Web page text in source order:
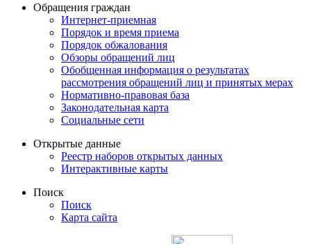
Обращения граждан
Интернет-приемная
Порядок и время приема
Порядок обжалования
Обзоры обращений лиц
Обобщенная информация о результатах
рассмотрения обращений лиц и принятых мерах
Нормативно-правовая база
Законодательная карта
Социальные сети
Открытые данные
Реестр наборов открытых данных
Интерактивные карты
Поиск
Поиск
Карта сайта